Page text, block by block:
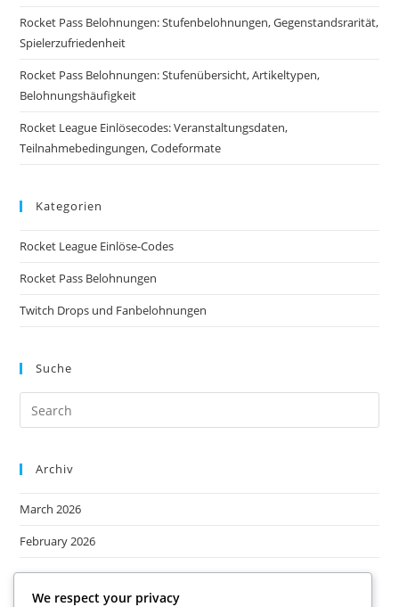
Rocket Pass Belohnungen: Stufenbelohnungen, Gegenstandsrarität,
Spielerzufriedenheit
Rocket Pass Belohnungen: Stufenübersicht, Artikeltypen,
Belohnungshäufigkeit
Rocket League Einlösecodes: Veranstaltungsdaten,
Teilnahmebedingungen, Codeformate
Kategorien
Rocket League Einlöse-Codes
Rocket Pass Belohnungen
Twitch Drops und Fanbelohnungen
Suche
Archiv
March 2026
February 2026
We respect your privacy